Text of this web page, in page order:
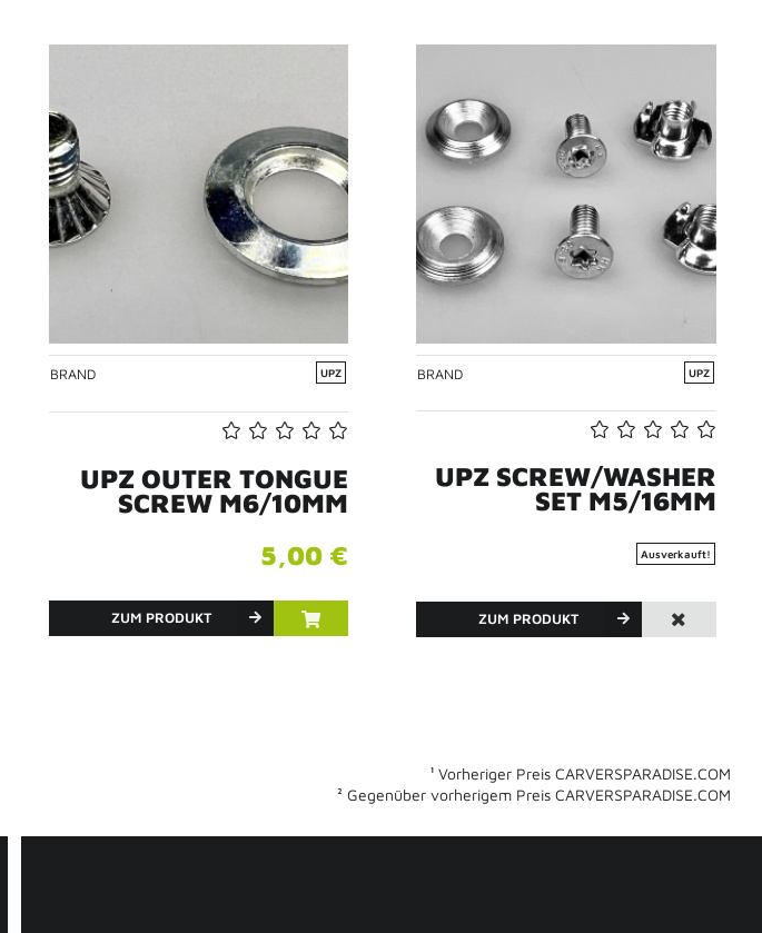
BRAND UPZ
UPZ OUTER TONGUE
SCREW M6/10MM
5,00 €
ZUM PRODUKT
BRAND UPZ
UPZ SCREW/WASHER
SET M5/16MM
Ausverkauft!
ZUM PRODUKT
¹ Vorheriger Preis CARVERSPARADISE.COM
² Gegenüber vorherigem Preis CARVERSPARADISE.COM